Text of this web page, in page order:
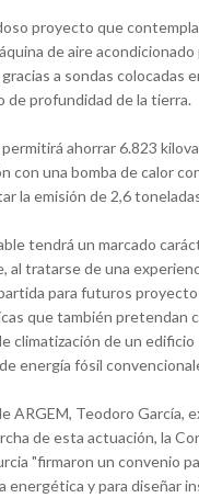
proyecto que contempla
de aire acondicionado
a sondas colocadas
de profundidad de la tierra.
ahorrar 6.823
con una bomba de calor
la emisión de 2,6
tendrá un marcado
al tratarse de una
para futuros
que también pretendan
climatización de un edificio
energía fósil
ARGEM, Teodoro García,
de esta actuación, la
"firmaron un convenio
energética y para diseñar